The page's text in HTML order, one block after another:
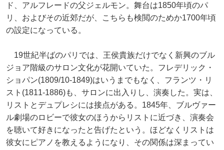
ド、アルフレードの父ジェルモン。舞台は1850年頃のパ
リ、およびその近郊だが、こちらも検閲のためか1700年頃
の設定になっている。
19世紀半ばのパリでは、王侯貴族だけでなく新興のブル
ジョア階級のサロン文化が花開いていた。フレデリック・
ショパン(1809/10-1849)はいうまでもなく、フランツ・リ
スト(1811-1886)も、サロンに出入りし、演奏した。実は、
リストとデュプレシには接点がある。1845年、ブルヴァー
ル劇場のロビーで彼女のほうからリストに近づき、演奏会
を聴いて好きになったと告げたという。ほどなくリストは
彼女にピアノを教えるようになり、その関係は深まってい